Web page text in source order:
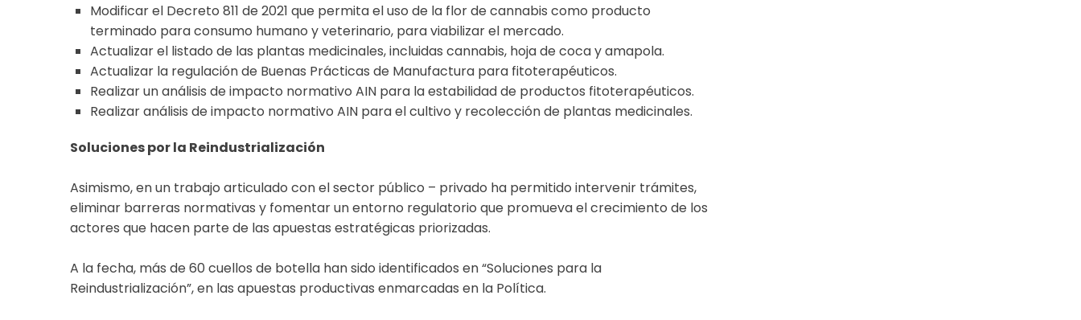
Modificar el Decreto 811 de 2021 que permita el uso de la flor de cannabis como producto
terminado para consumo humano y veterinario, para viabilizar el mercado.
Actualizar el listado de las plantas medicinales, incluidas cannabis, hoja de coca y amapola.
Actualizar la regulación de Buenas Prácticas de Manufactura para fitoterapéuticos.
Realizar un análisis de impacto normativo AIN para la estabilidad de productos fitoterapéuticos.
Realizar análisis de impacto normativo AIN para el cultivo y recolección de plantas medicinales.
Soluciones por la Reindustrialización
Asimismo, en un trabajo articulado con el sector público – privado ha permitido intervenir trámites,
eliminar barreras normativas y fomentar un entorno regulatorio que promueva el crecimiento de los
actores que hacen parte de las apuestas estratégicas priorizadas.
A la fecha, más de 60 cuellos de botella han sido identificados en “Soluciones para la
Reindustrialización”, en las apuestas productivas enmarcadas en la Política.